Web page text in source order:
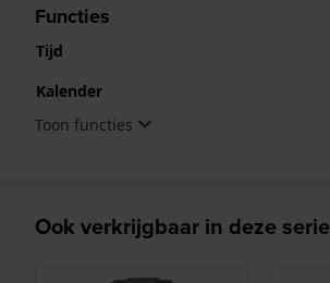
Functies
Tijd
Kalender
Toon functies
Ook verkrijgbaar in deze serie